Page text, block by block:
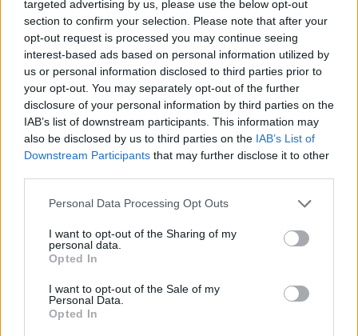
targeted advertising by us, please use the below opt-out
section to confirm your selection. Please note that after your
opt-out request is processed you may continue seeing
interest-based ads based on personal information utilized by
us or personal information disclosed to third parties prior to
your opt-out. You may separately opt-out of the further
disclosure of your personal information by third parties on the
IAB’s list of downstream participants. This information may
also be disclosed by us to third parties on the IAB’s List of
Downstream Participants that may further disclose it to other
Personal Data Processing Opt Outs
I want to opt-out of the Sharing of my
personal data.
Opted In
I want to opt-out of the Sale of my
Personal Data.
Opted In
Δείτε Ακόμη
Γεωργιάδης: Πολλαπλά οφέλη από τη
συνεργασία δημοσίου και ιδιωτικού
τομέα
27 Φεβρουαρίου 2026
Παράρτημα του Παίδων “Αγία Σοφία”
στο Ίλιον – Τι ανακοινώθηκε από...
27 Φεβρουαρίου 2026
Δύο χρόνια λειτουργίας της Κλινικής
27 Φεβρουαρίου 2026
αντιλιπιδαιμικού φαρμάκου